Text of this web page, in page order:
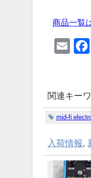
商品一覧
関連キー
mid-fi
入荷情報